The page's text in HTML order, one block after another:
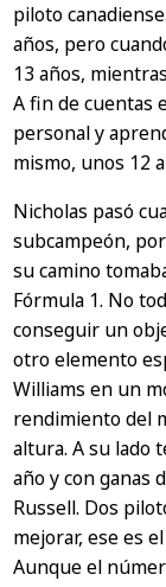
piloto
años, pero
13 años,
A fin de cuentas
personal y
mismo, unos 12
Nicholas pasó
subcampeón,
su camino
Fórmula 1. No
conseguir un
otro elemento
Williams en un
rendimiento del
altura. A su lado
año y con ganas
Russell. Dos
mejorar, ese es
Aunque el